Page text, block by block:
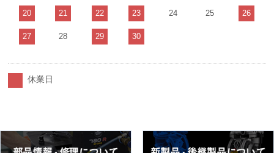
20 21 22 23 24 25 26
27 28 29 30
休業日